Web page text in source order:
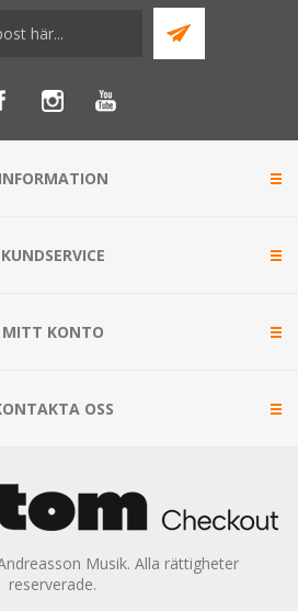
INFORMATION
KUNDSERVICE
MITT KONTO
OSS
Musik. Alla rättigheter
reserverade.